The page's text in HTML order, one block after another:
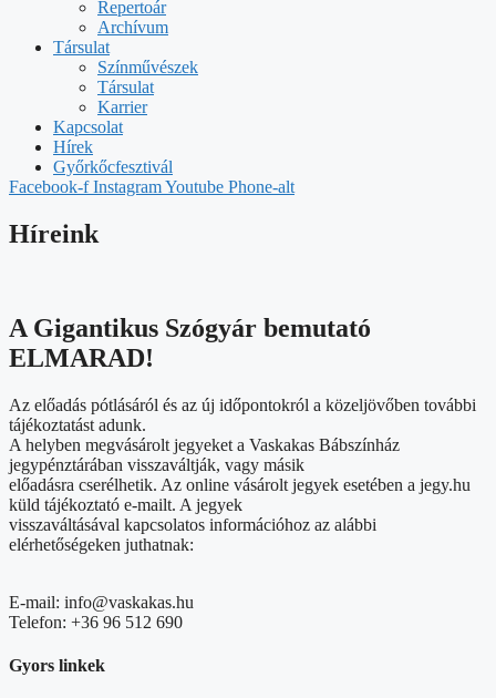
Repertoár
Archívum
Társulat
Színművészek
Társulat
Karrier
Kapcsolat
Hírek
Győrkőcfesztivál
Facebook-f InstagramYoutube Phone-alt
Híreink
A Gigantikus Szógyár bemutató
ELMARAD!
Az előadás pótlásáról és az új időpontokról a közeljövőben további
tájékoztatást adunk.
A helyben megvásárolt jegyeket a Vaskakas Bábszínház
jegypénztárában visszaváltják, vagy másik
előadásra cserélhetik. Az online vásárolt jegyek esetében a jegy.hu
küld tájékoztató e-mailt. A jegyek
visszaváltásával kapcsolatos információhoz az alábbi
elérhetőségeken juthatnak:
E-mail: info@vaskakas.hu
Telefon: +36 96 512 690
Gyors linkek